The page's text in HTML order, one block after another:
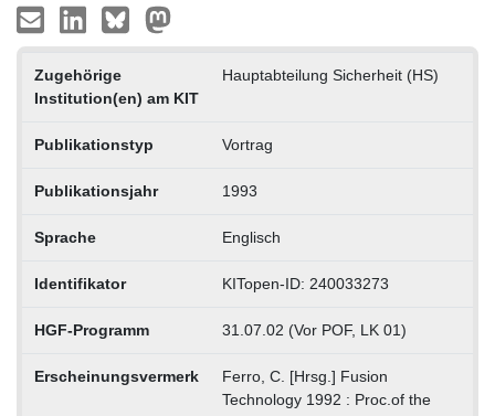
Zugehörige
Institution(en) am KIT
Hauptabteilung Sicherheit (HS)
Publikationstyp Vortrag
Publikationsjahr 1993
Sprache Englisch
Identifikator KITopen-ID: 240033273
HGF-Programm 31.07.02 (Vor POF, LK 01)
Erscheinungsvermerk
Ferro, C. [Hrsg.] Fusion
Technology 1992 : Proc.of the